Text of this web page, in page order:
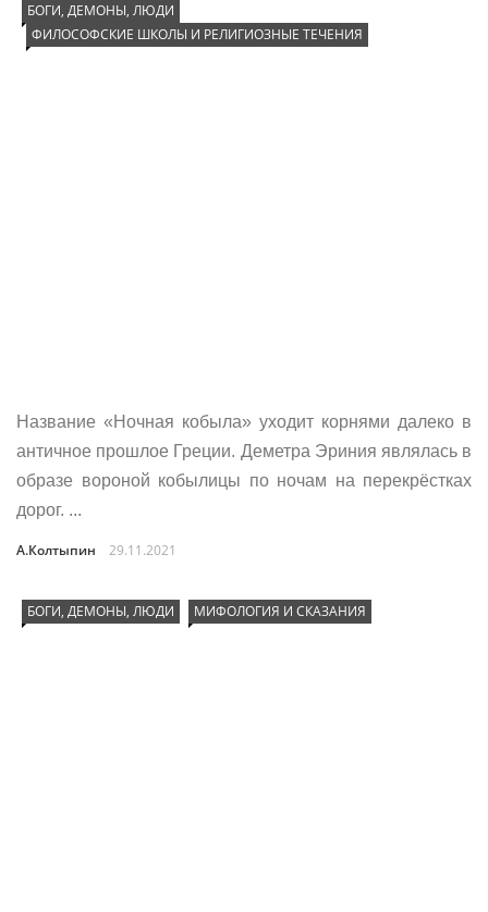
БОГИ, ДЕМОНЫ, ЛЮДИ
ФИЛОСОФСКИЕ ШКОЛЫ И РЕЛИГИОЗНЫЕ ТЕЧЕНИЯ
Название «Ночная кобыла» уходит корнями далеко в
античное прошлое Греции. Деметра Эриния являлась в
образе вороной кобылицы по ночам на перекрёстках
дорог. ...
А.Колтыпин 29.11.2021
БОГИ, ДЕМОНЫ, ЛЮДИ МИФОЛОГИЯ И СКАЗАНИЯ